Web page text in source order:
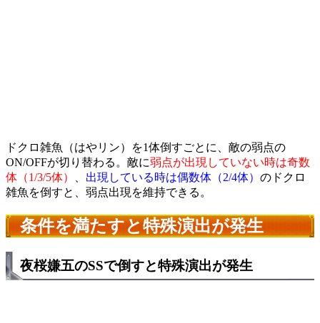
ドクロ雑魚（はやリン）を1体倒すごとに、敵の弱点の
ON/OFFが切り替わる。敵に弱点が出現していない時は奇数
体（1/3/5体）
、 出現している時は偶数体（2/4体） のドクロ
雑魚を倒すと、弱点出現を維持できる。
条件を満たすと特殊演出が発生
夜桜嫌五のSSで倒すと特殊演出が発生